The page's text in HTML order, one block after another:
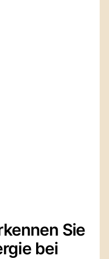
Sie
bei